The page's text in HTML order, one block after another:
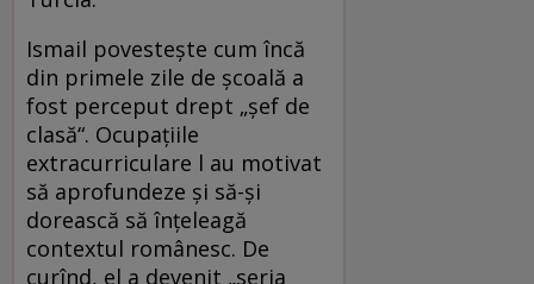
Ismail povestește cum încă
din primele zile de școală a
fost perceput drept „șef de
clasă“. Ocupațiile
extracurriculare l au motivat
să aprofundeze și să-și
dorească să înțeleagă
contextul românesc. De
curînd, el a devenit „seria